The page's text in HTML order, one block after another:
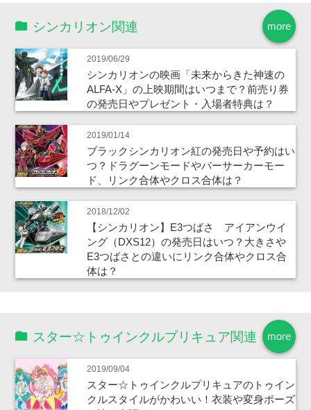
more
シンカリオン関連
2019/06/29
シンカリオンの映画「未来からきた神速の
ALFA-X」の上映期間はいつまで？前売り券
の発売日やプレゼント・入場者特典は？
2019/01/14
ブラックシンカリオン紅の発売日や予約はい
つ？ドラグーンモードやバーサーカーモー
ド、リンク合体やクロス合体は？
2018/12/02
【シンカリオン】E3つばさ アイアンウイ
ング（DXS12）の発売日はいつ？大きさや
E3つばさとの違いにリンク合体やクロス合
体は？
more
スター☆トゥインクルプリキュア関連
2019/09/04
スター☆トゥインクルプリキュアのトゥイン
クルスタイルがかわいい！衣装や変身ポーズ